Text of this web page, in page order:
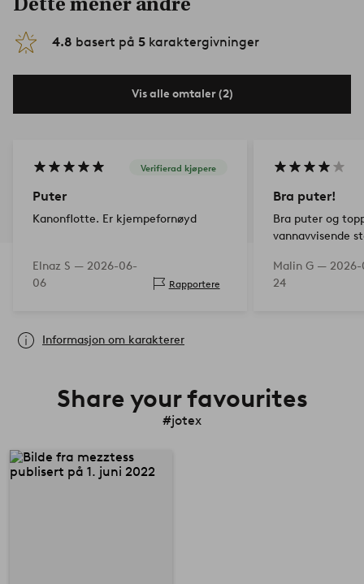
4.8 basert på 5 karaktergivninger
Vis alle omtaler (2)
Verifierad kjøpere
Puter
Kanonflotte. Er kjempefornøyd
Elnaz S — 2026-06-
06
Rapportere
Bra puter!
Bra puter og
vannavvisende
Malin G —
24
Informasjon om karakterer
Share your favourites
#jotex